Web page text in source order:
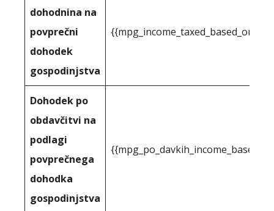
dohodnina na
povprečni
dohodek
gospodinjstva
Dohodek po
obdavčitvi na
podlagi
povprečnega
dohodka
gospodinjstva